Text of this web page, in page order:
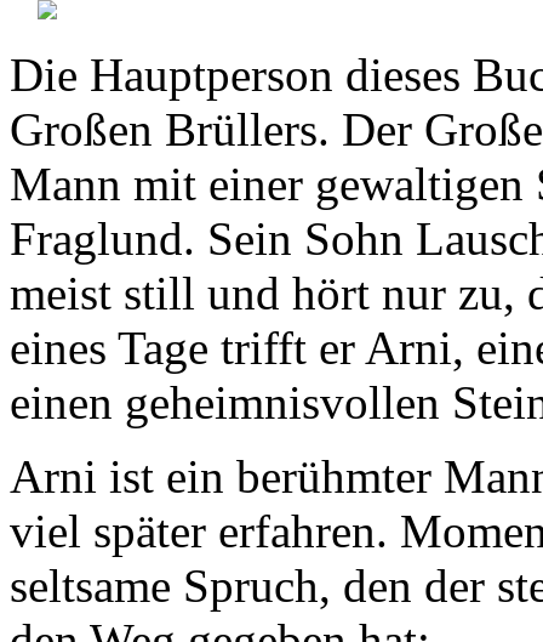
Die Hauptperson dieses
Großen Brüllers. Der
Mann mit einer
Fraglund. Sein Sohn
meist still und hört nur zu,
eines Tage trifft er Arni,
einen geheimnisvollen
Arni ist ein berühmter
viel später erfahren.
seltsame Spruch, den der